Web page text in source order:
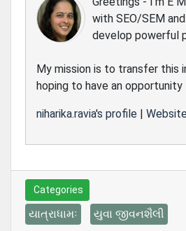
with SEO/SEM
develop powerful
My mission is to transfer this
hoping to have an
niharika.ravia's profile |
Categories
યાત્રાધામઃ યુવા જીવનશૈલી